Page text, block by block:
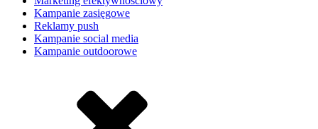
Kampanie zasięgowe
Reklamy push
Kampanie social media
Kampanie outdoorowe